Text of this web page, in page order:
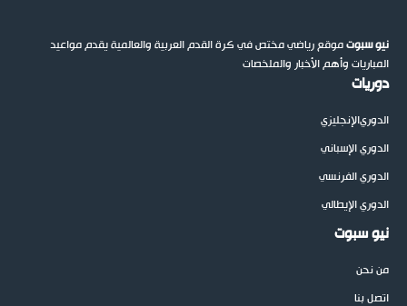
نيو سبوتموقع رياضي مختص في كرة القدم العربية والعالمية يقدم مواعيد
المباريات وأهم الأخبار والملخصات
دوريات
الدوريالإنجليزي
الدوري الإسباني
الدوري الفرنسي
الدوري الإيطالي
نيو سبوت
من نحن
اتصل بنا